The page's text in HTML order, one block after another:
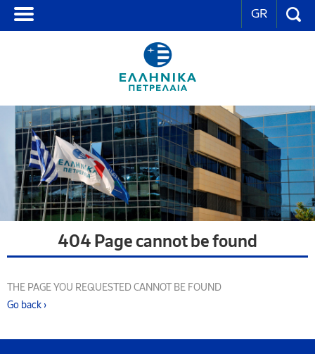
GR
404 Page cannot be found
THE PAGE YOU REQUESTED CANNOT BE FOUND
Go back ›